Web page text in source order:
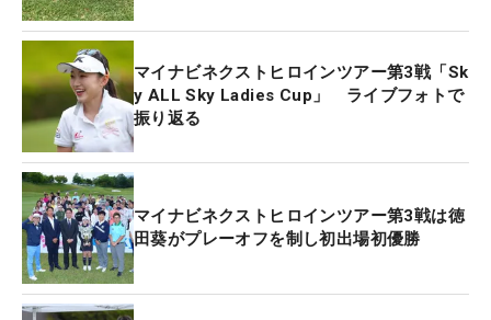
も話す。「きょうはパターが入ってくれました。グ
リーンが難しいコースなので、耐えてバーディがき
たらラッキーと思っていました。勝ちたいと思わな
いようにして、順位を確認することもしませんでし
た。それがよかったのかもしれません」と、無欲と
ガマンのゴルフが流れを作ったと話す。
マイナビ ネクストヒロインゴルフツアーは今大会が
初めての出場だった徳田。「楽しくプレーできまし
た。きょうは緊張がなくて、集中力につながったの
が結果に結びつきました。こんな大きな大会で勝て
マイナビネクストヒロインツアー第3戦「Sk
y ALL Sky Ladies Cup」 ライブフォトで
振り返る
マイナビネクストヒロインツアー第3戦は徳
田葵がプレーオフを制し初出場初優勝